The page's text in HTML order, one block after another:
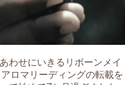
わせにいきるリボーンメイ
ロマリーディングの転載を